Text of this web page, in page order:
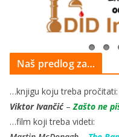
Naš predlog za…
…knjigu koju treba pročitati:
Viktor Ivančić–Zašto ne
…film koji treba videti: